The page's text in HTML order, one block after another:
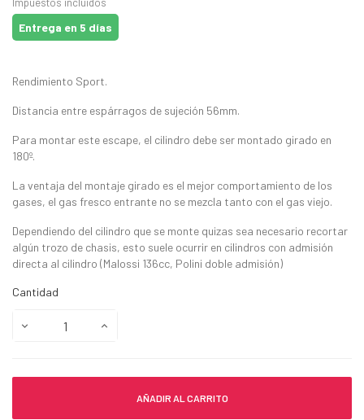
Entrega en 5 días
Rendimiento Sport.
Distancia entre espárragos de sujeción 56mm.
Para montar este escape, el cilindro debe ser montado girado en
180º.
La ventaja del montaje girado es el mejor comportamiento de los
gases, el gas fresco entrante no se mezcla tanto con el gas viejo.
Dependiendo del cilindro que se monte quizas sea necesario recortar
algún trozo de chasis, esto suele ocurrir en cilindros con admisión
directa al cilindro (Malossi 136cc, Polini doble admisión)
Cantidad
AÑADIR AL CARRITO